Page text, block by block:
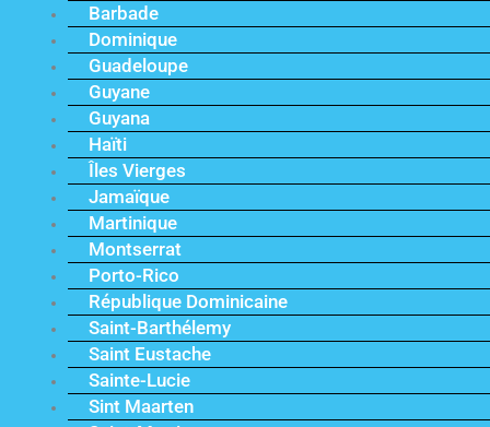
Barbade
Dominique
Guadeloupe
Guyane
Guyana
Haïti
Îles Vierges
Jamaïque
Martinique
Montserrat
Porto-Rico
République Dominicaine
Saint-Barthélemy
Saint Eustache
Sainte-Lucie
Sint Maarten